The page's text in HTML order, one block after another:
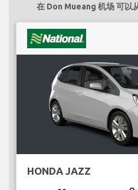
在 Don Mueang 机场 可以
HONDA JAZZ